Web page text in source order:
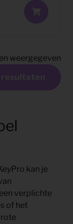
weergegeven
resultaten
kan je
verplichte
of het